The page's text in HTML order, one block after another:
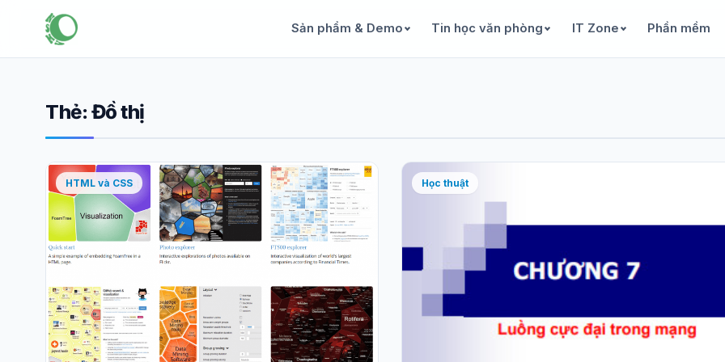
Sản phẩm & Demo Tin học văn phòng IT Zone Phần mềm
Thẻ: Đồ thị
HTML và CSS Học thuật